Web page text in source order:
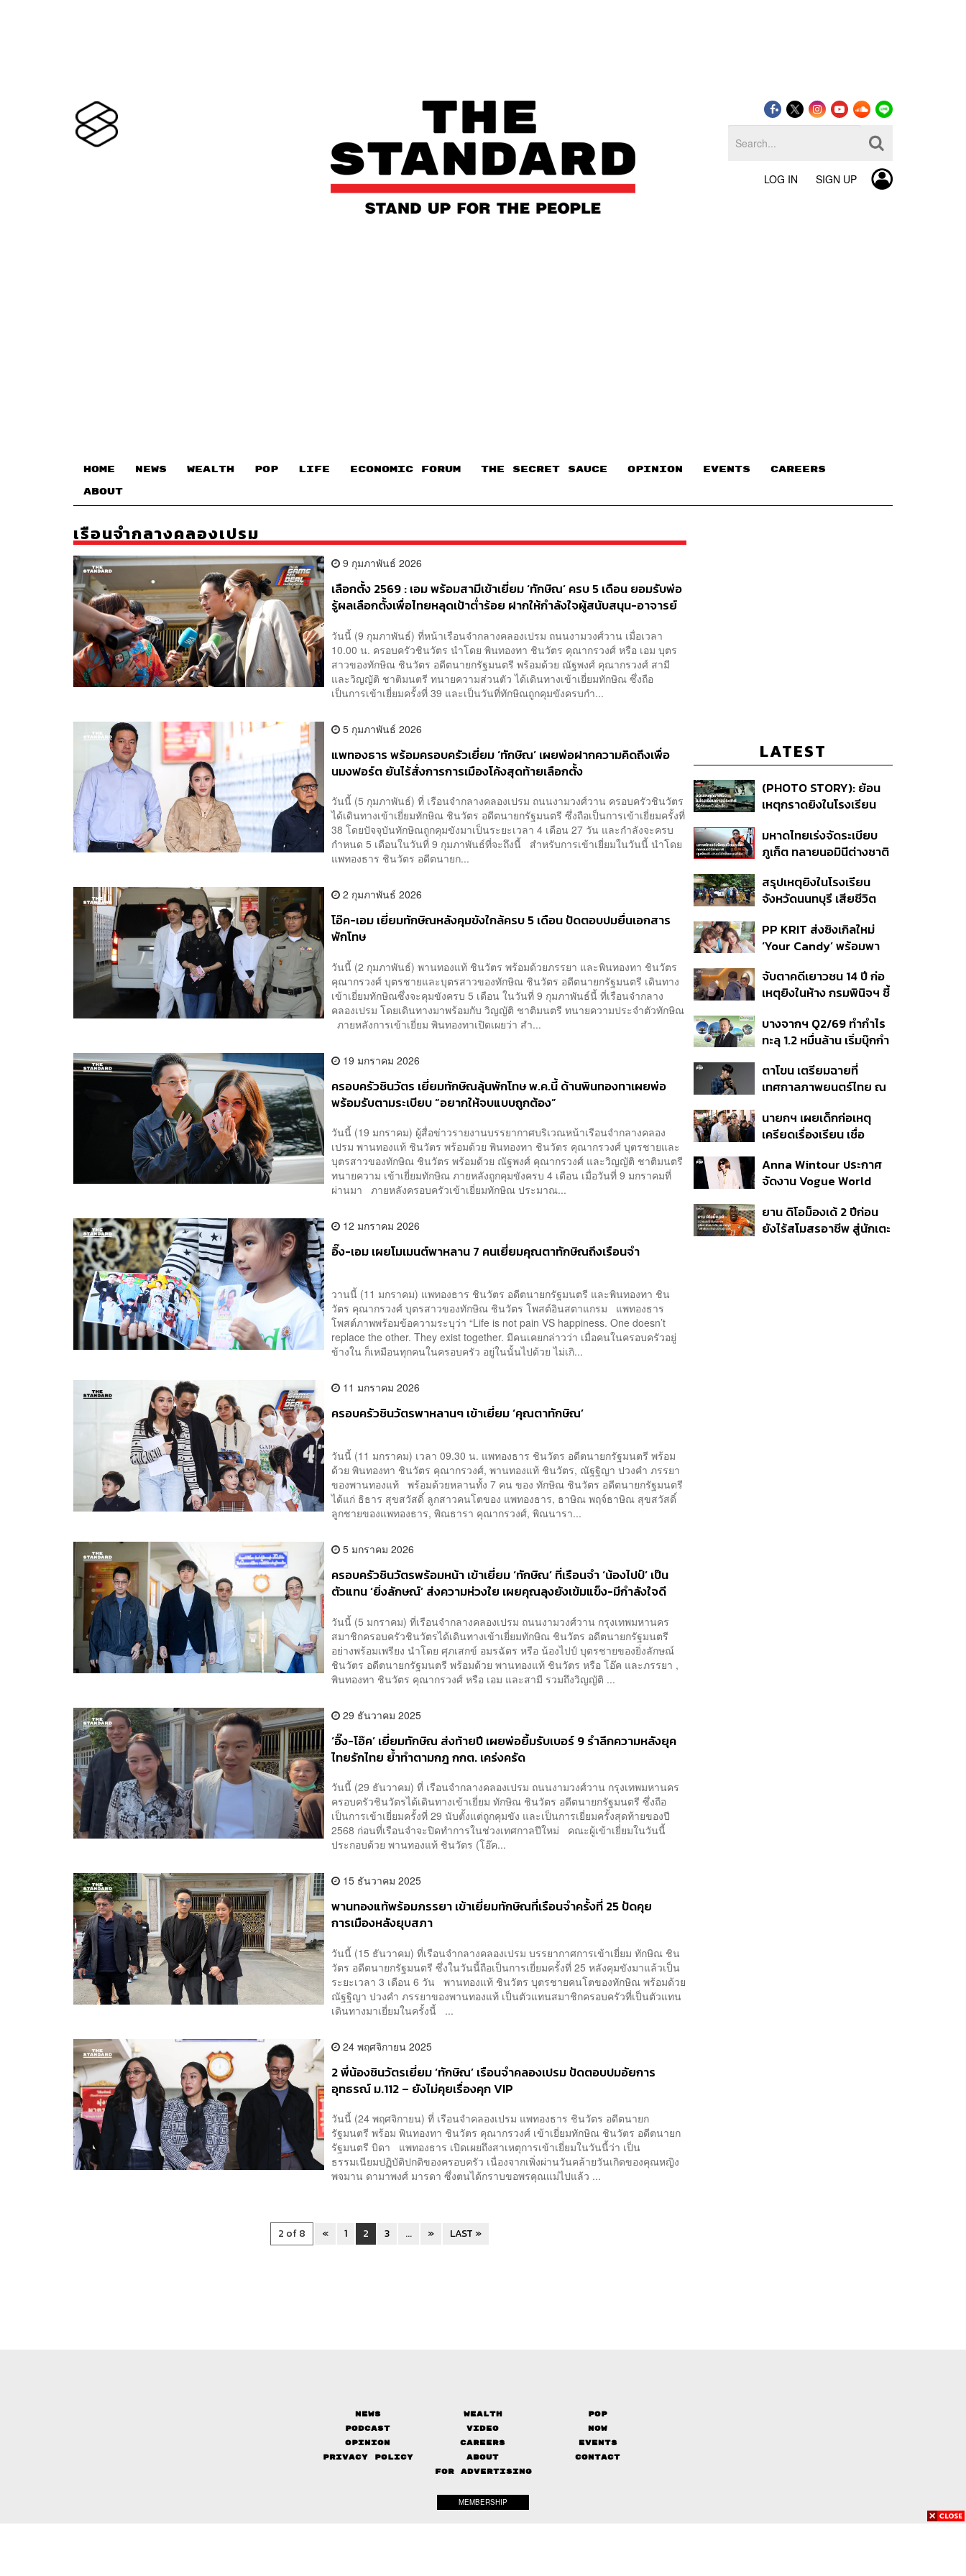
LOG IN SIGN UP
HOME NEWS WEALTH POP LIFE ECONOMIC FORUM THE SECRET SAUCE​ OPINION EVENTS CAREERS
ABOUT
เรือนจำกลางคลองเปรม
9 กุมภาพันธ์ 2026
เลือกตั้ง 2569 : เอม พร้อมสามีเข้าเยี่ยม ‘ทักษิณ’ ครบ 5 เดือน ยอมรับพ่อ
รู้ผลเลือกตั้งเพื่อไทยหลุดเป้าต่ำร้อย ฝากให้กำลังใจผู้สนับสนุน-อาจารย์
วันนี้ (9 กุมภาพันธ์) ที่หน้าเรือนจำกลางคลองเปรม ถนนงามวงศ์วาน เมื่อเวลา
10.00 น. ครอบครัวชินวัตร นำโดย พินทองทา ชินวัตร คุณากรวงศ์ หรือ เอม บุตร
สาวของทักษิณ ชินวัตร อดีตนายกรัฐมนตรี พร้อมด้วย ณัฐพงศ์ คุณากรวงศ์ สามี
และวิญญัติ ชาติมนตรี ทนายความส่วนตัว ได้เดินทางเข้าเยี่ยมทักษิณ ซึ่งถือ
เป็นการเข้าเยี่ยมครั้งที่ 39 และเป็นวันที่ทักษิณถูกคุมขังครบกำ...
5 กุมภาพันธ์ 2026
แพทองธาร พร้อมครอบครัวเยี่ยม ‘ทักษิณ’ เผยพ่อฝากความคิดถึงเพื่อ
นมงฟอร์ต ยันไร้สั่งการการเมืองโค้งสุดท้ายเลือกตั้ง
วันนี้ (5 กุมภาพันธ์) ที่ เรือนจำกลางคลองเปรม ถนนงามวงศ์วาน ครอบครัวชินวัตร
ได้เดินทางเข้าเยี่ยมทักษิณ ชินวัตร อดีตนายกรัฐมนตรี ซึ่งถือเป็นการเข้าเยี่ยมครั้งที่
38 โดยปัจจุบันทักษิณถูกคุมขังมาเป็นระยะเวลา 4 เดือน 27 วัน และกำลังจะครบ
กำหนด 5 เดือนในวันที่ 9 กุมภาพันธ์ที่จะถึงนี้ สำหรับการเข้าเยี่ยมในวันนี้ นำโดย
แพทองธาร ชินวัตร อดีตนายก...
2 กุมภาพันธ์ 2026
โอ๊ค-เอม เยี่ยมทักษิณหลังคุมขังใกล้ครบ 5 เดือน ปัดตอบปมยื่นเอกสาร
พักโทษ
วันนี้ (2 กุมภาพันธ์) พานทองแท้ ชินวัตร พร้อมด้วยภรรยา และพินทองทา ชินวัตร
คุณากรวงศ์ บุตรชายและบุตรสาวของทักษิณ ชินวัตร อดีตนายกรัฐมนตรี เดินทาง
เข้าเยี่ยมทักษิณซึ่งจะคุมขังครบ 5 เดือน ในวันที่ 9 กุมภาพันธ์นี้ ที่เรือนจำกลาง
คลองเปรม โดยเดินทางมาพร้อมกับ วิญญัติ ชาติมนตรี ทนายความประจำตัวทักษิณ
ภายหลังการเข้าเยี่ยม พินทองทาเปิดเผยว่า สำ...
19 มกราคม 2026
ครอบครัวชินวัตร เยี่ยมทักษิณลุ้นพักโทษ พ.ค.นี้ ด้านพินทองทาเผยพ่อ
พร้อมรับตามระเบียบ “อยากให้จบแบบถูกต้อง”
วันนี้ (19 มกราคม) ผู้สื่อข่าวรายงานบรรยากาศบริเวณหน้าเรือนจำกลางคลอง
เปรม พานทองแท้ ชินวัตร พร้อมด้วย พินทองทา ชินวัตร คุณากรวงศ์ บุตรชายและ
บุตรสาวของทักษิณ ชินวัตร พร้อมด้วย ณัฐพงศ์ คุณากรวงศ์ และวิญญัติ ชาติมนตรี
ทนายความ เข้าเยี่ยมทักษิณ ภายหลังถูกคุมขังครบ 4 เดือน เมื่อวันที่ 9 มกราคมที่
ผ่านมา ภายหลังครอบครัวเข้าเยี่ยมทักษิณ ประมาณ...
12 มกราคม 2026
อิ๊ง-เอม เผยโมเมนต์พาหลาน 7 คนเยี่ยมคุณตาทักษิณถึงเรือนจำ
วานนี้ (11 มกราคม) แพทองธาร ชินวัตร อดีตนายกรัฐมนตรี และพินทองทา ชิน
วัตร คุณากรวงศ์ บุตรสาวของทักษิณ ชินวัตร โพสต์อินสตาแกรม แพทองธาร
โพสต์ภาพพร้อมข้อความระบุว่า “Life is not pain VS happiness. One doesn’t
replace the other. They exist together. มีคนเคยกล่าวว่า เมื่อคนในครอบครัวอยู่
ข้างใน ก็เหมือนทุกคนในครอบครัว อยู่ในนั้นไปด้วย ไม่เกิ...
11 มกราคม 2026
ครอบครัวชินวัตรพาหลานๆ เข้าเยี่ยม ‘คุณตาทักษิณ’
วันนี้ (11 มกราคม) เวลา 09.30 น. แพทองธาร ชินวัตร อดีตนายกรัฐมนตรี พร้อม
ด้วย พินทองทา ชินวัตร คุณากรวงศ์, พานทองแท้ ชินวัตร, ณัฐฐิญา ปวงคำ ภรรยา
ของพานทองแท้ พร้อมด้วยหลานทั้ง 7 คน ของ ทักษิณ ชินวัตร อดีตนายกรัฐมนตรี
ได้แก่ ธิธาร สุขสวัสดิ์ ลูกสาวคนโตของ แพทองธาร, ธาษิณ พฤจ์ธาษิณ สุขสวัสดิ์
ลูกชายของแพทองธาร, พิณธารา คุณากรวงศ์, พิณนารา...
5 มกราคม 2026
ครอบครัวชินวัตรพร้อมหน้า เข้าเยี่ยม ‘ทักษิณ’ ที่เรือนจำ ‘น้องไปป์’ เป็น
ตัวแทน ‘ยิ่งลักษณ์’ ส่งความห่วงใย เผยคุณลุงยังเข้มแข็ง-มีกำลังใจดี
วันนี้ (5 มกราคม) ที่เรือนจำกลางคลองเปรม ถนนงามวงศ์วาน กรุงเทพมหานคร
สมาชิกครอบครัวชินวัตรได้เดินทางเข้าเยี่ยมทักษิณ ชินวัตร อดีตนายกรัฐมนตรี
อย่างพร้อมเพรียง นำโดย ศุภเสกข์ อมรฉัตร หรือ น้องไปป์ บุตรชายของยิ่งลักษณ์
ชินวัตร อดีตนายกรัฐมนตรี พร้อมด้วย พานทองแท้ ชินวัตร หรือ โอ๊ค และภรรยา ,
พินทองทา ชินวัตร คุณากรวงศ์ หรือ เอม และสามี รวมถึงวิญญัติ ...
29 ธันวาคม 2025
‘อิ๊ง-โอ๊ค’ เยี่ยมทักษิณ ส่งท้ายปี เผยพ่อยิ้มรับเบอร์ 9 รำลึกความหลังยุค
ไทยรักไทย ย้ำทำตามกฎ กกต. เคร่งครัด
วันนี้ (29 ธันวาคม) ที่ เรือนจำกลางคลองเปรม ถนนงามวงศ์วาน กรุงเทพมหานคร
ครอบครัวชินวัตรได้เดินทางเข้าเยี่ยม ทักษิณ ชินวัตร อดีตนายกรัฐมนตรี ซึ่งถือ
เป็นการเข้าเยี่ยมครั้งที่ 29 นับตั้งแต่ถูกคุมขัง และเป็นการเยี่ยมครั้งสุดท้ายของปี
2568 ก่อนที่เรือนจำจะปิดทำการในช่วงเทศกาลปีใหม่ คณะผู้เข้าเยี่ยมในวันนี้
ประกอบด้วย พานทองแท้ ชินวัตร (โอ๊ค...
15 ธันวาคม 2025
พานทองแท้พร้อมภรรยา เข้าเยี่ยมทักษิณที่เรือนจำครั้งที่ 25 ปัดคุย
การเมืองหลังยุบสภา
วันนี้ (15 ธันวาคม) ที่เรือนจำกลางคลองเปรม บรรยากาศการเข้าเยี่ยม ทักษิณ ชิน
วัตร อดีตนายกรัฐมนตรี ซึ่งในวันนี้ถือเป็นการเยี่ยมครั้งที่ 25 หลังคุมขังมาแล้วเป็น
ระยะเวลา 3 เดือน 6 วัน พานทองแท้ ชินวัตร บุตรชายคนโตของทักษิณ พร้อมด้วย
ณัฐฐิญา ปวงคำ ภรรยาของพานทองแท้ เป็นตัวแทนสมาชิกครอบครัวที่เป็นตัวแทน
เดินทางมาเยี่ยมในครั้งนี้ ...
24 พฤศจิกายน 2025
2 พี่น้องชินวัตรเยี่ยม ‘ทักษิณ’ เรือนจำคลองเปรม ปัดตอบปมอัยการ
อุทธรณ์ ม.112 – ยังไม่คุยเรื่องคุก VIP
วันนี้ (24 พฤศจิกายน) ที่ เรือนจำคลองเปรม แพทองธาร ชินวัตร อดีตนายก
รัฐมนตรี พร้อม พินทองทา ชินวัตร คุณากรวงศ์ เข้าเยี่ยมทักษิณ ชินวัตร อดีตนายก
รัฐมนตรี บิดา แพทองธาร เปิดเผยถึงสาเหตุการเข้าเยี่ยมในวันนี้ว่า เป็น
ธรรมเนียมปฏิบัติปกติของครอบครัว เนื่องจากเพิ่งผ่านวันคล้ายวันเกิดของคุณหญิง
พจมาน ดามาพงศ์ มารดา ซึ่งตนได้กราบขอพรคุณแม่ไปแล้ว ...
2 of 8 « 1 2 3 ... » LAST »
LATEST
(PHOTO STORY): ย้อน
เหตุกราดยิงในโรงเรียน
นักเรียน
มหาดไทยเร่งจัดระเบียบ
ภูเก็ต ทลายนอมินีต่างชาติ
ที่ดิน เคลียร์ใบอนุญาต
โรงแรมค้าง 7 ปี
สรุปเหตุยิงในโรงเรียน
จังหวัดนนทบุรี เสียชีวิต
ปมค้นประวัติคดีกราดยิงที่
สหรัฐฯ
PP KRIT ส่งซิงเกิลใหม่
‘Your Candy’ พร้อมพา
สิกวิดีโอ
จับตาคดีเยาวชน 14 ปี ก่อ
เหตุยิงในห้าง กรมพินิจฯ ชี้
เนื่อง ประเมินปล่อยตัว
บางจากฯ Q2/69 ทำกำไร
ทะลุ 1.2 หมื่นล้าน เริ่มบุ๊กกำ
แรก หนุนรายได้ครึ่งปีทะลุ
3.2 แสนล้าน
ตาโขน เตรียมฉายที่
เทศกาลภาพยนตร์ไทย ณ
นายกฯ เผยเด็กก่อเหตุ
เครียดเรื่องเรียน เชื่อ
กระสุนอีกกว่า 30 นัด หาก
ไม่จบชีวิตตัวเองอาจสูญ
Anna Wintour ประกาศ
จัดงาน Vogue World
ยาน ดิโอม็องเด้ 2 ปีก่อน
ยังไร้สโมสรอาชีพ สู่นักเตะ
News Wealth
Pop
Podcast
Video
Now
Opinion
Careers
Events
Privacy Policy
About
Contact
FOR ADVERTISING
MEMBERSHIP